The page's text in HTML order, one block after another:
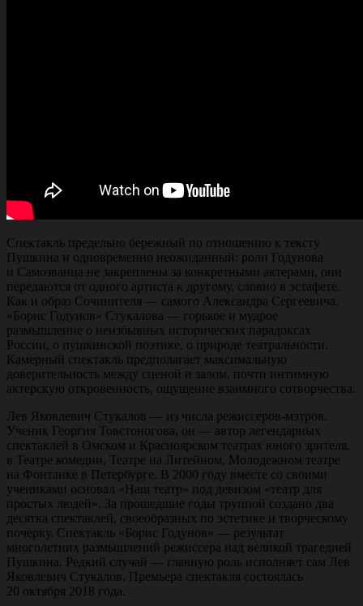
Спектакль предельно бережный по отношению к тексту
Пушкина и одновременно неожиданный: роли Годунова
и Самозванца не закреплены за конкретными актерами, они
передаются от одного артиста к другому, словно в эстафете.
Как и образ Сочинителя — самого Александра Сергеевича.
«Борис Годунов» Стукалова — горькое и мудрое
размышление о неизбывных исторических парадоксах
России, о пушкинской поэтике, о природе театральности.
Камерный спектакль предполагает максимальную
доверительность между сценой и залом, почти интимную
актерскую откровенность, ощущение взаимного сотворчества.
Лев Яковлевич Стукалов — из числа режиссеров-мэтров.
Ученик Георгия Товстоногова, он — автор легендарных
спектаклей в Омском и Красноярском театрах юного зрителя,
в Театре комедии, Театре на Литейном, Молодежном театре
на Фонтанке в Петербурге. В 2000 году вместе со своими
учениками основал «Наш театр» под девизом «театр для
простых людей». За прошедшие годы труппой создано два
десятка спектаклей, своеобразных по эстетике и творческому
почерку. Спектакль «Борис Годунов» — результат
многолетних размышлений режиссера над великой трагедией
Пушкина. Редкий случай — главную роль исполняет сам Лев
Яковлевич Стукалов. Премьера спектакля состоялась
20 октября 2018 года.